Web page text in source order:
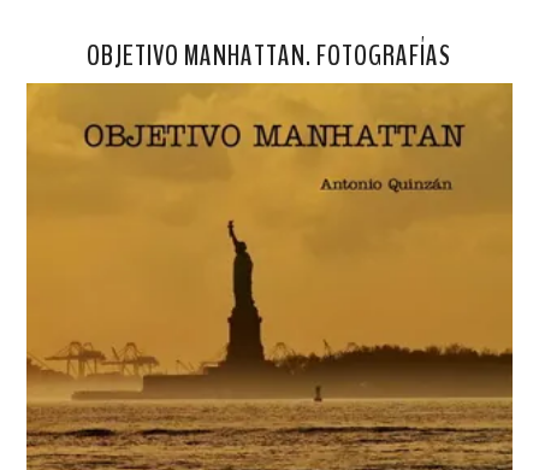
OBJETIVO MANHATTAN. FOTOGRAFÍAS